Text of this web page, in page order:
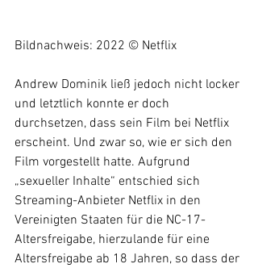
Bildnachweis: 2022 © Netflix
Andrew Dominik ließ jedoch nicht locker
und letztlich konnte er doch
durchsetzen, dass sein Film bei Netflix
erscheint. Und zwar so, wie er sich den
Film vorgestellt hatte. Aufgrund
„sexueller Inhalte“ entschied sich
Streaming-Anbieter Netflix in den
Vereinigten Staaten für die NC-17-
Altersfreigabe, hierzulande für eine
Altersfreigabe ab 18 Jahren, so dass der